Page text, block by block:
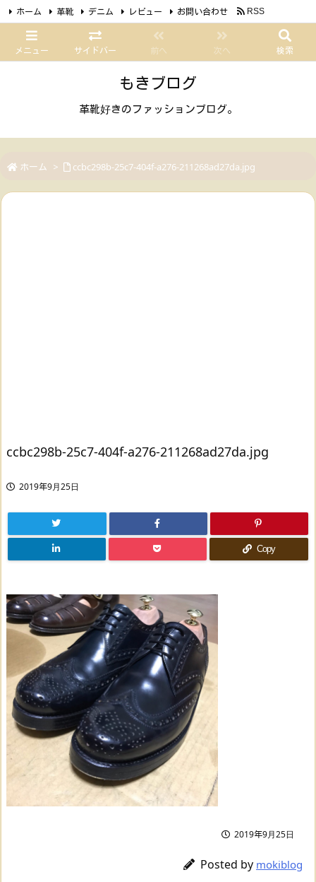
メニュー サイドバー 前へ 次へ 検索
ホーム 革靴 デニム レビュー お問い合わせ RSS
Feedly
もきブログ
革靴好きのファッションブログ。
ホーム > ccbc298b-25c7-404f-a276-211268ad27da.jpg
ccbc298b-25c7-404f-a276-211268ad27da.jpg
2019年9月25日
Copy
2019年9月25日
Posted by mokiblog